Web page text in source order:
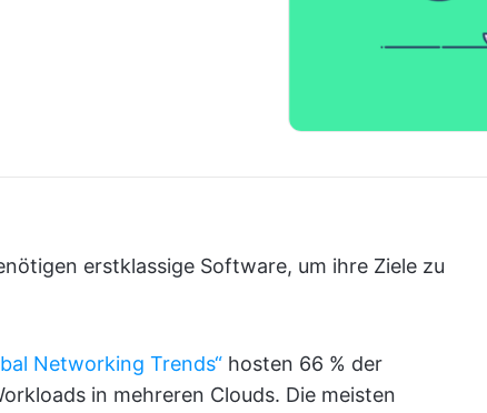
erstklassige Software, um ihre Ziele zu
Networking Trends“ hosten 66 % der
in mehreren Clouds. Die meisten